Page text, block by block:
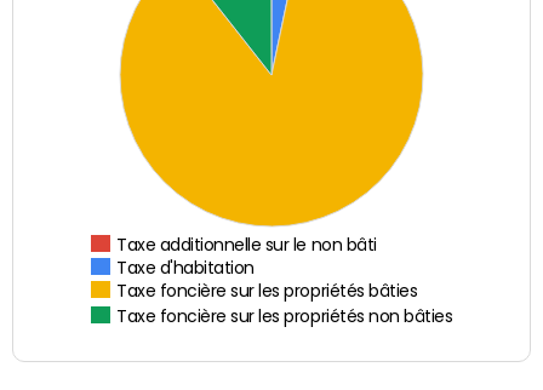
Taxe additionnelle sur le non bâti
Taxe d'habitation
Taxe foncière sur les propriétés bâties
Taxe foncière sur les propriétés non bâties